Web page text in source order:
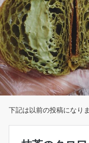
下記は以前の投稿になり